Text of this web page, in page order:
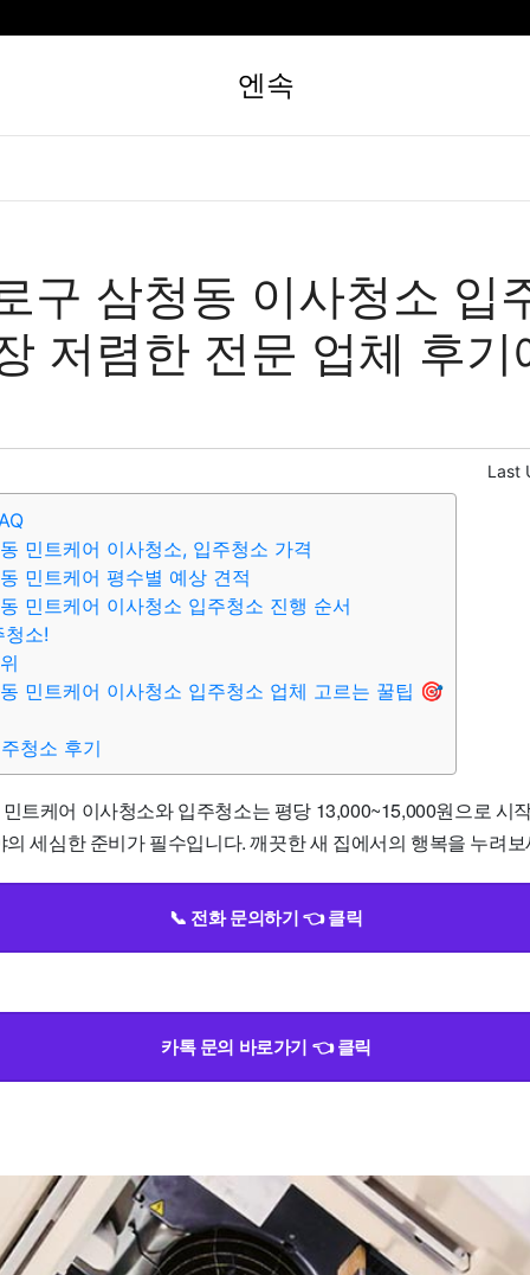
엔속
구 삼청동 이사청소 입
저렴한 전문 업체 후기
Last
민트케어 이사청소, 입주청소 가격
민트케어 평수별 예상 견적
민트케어 이사청소 입주청소 진행 순서
청소!
민트케어 이사청소 입주청소 업체 고르는 꿀팁 🎯
청소 후기
트케어 이사청소와 입주청소는 평당 13,000~15,000원으로 시
세심한 준비가 필수입니다. 깨끗한 새 집에서의 행복을 누려보
📞 전화 문의하기 👈 클릭
카톡 문의 바로가기 👈 클릭